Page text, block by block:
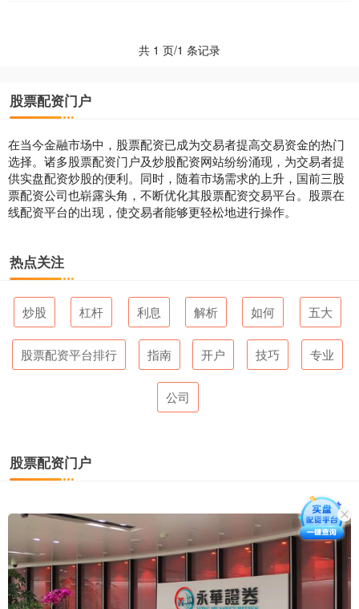
共 1 页/1 条记录
股票配资门户
在当今金融市场中，股票配资已成为交易者提高交易资金的热门
选择。诸多股票配资门户及炒股配资网站纷纷涌现，为交易者提
供实盘配资炒股的便利。同时，随着市场需求的上升，国前三股
票配资公司也崭露头角，不断优化其股票配资交易平台。股票在
线配资平台的出现，使交易者能够更轻松地进行操作。
热点关注
炒股 杠杆 利息 解析 如何 五大
股票配资平台排行 指南 开户 技巧 专业
公司
股票配资门户